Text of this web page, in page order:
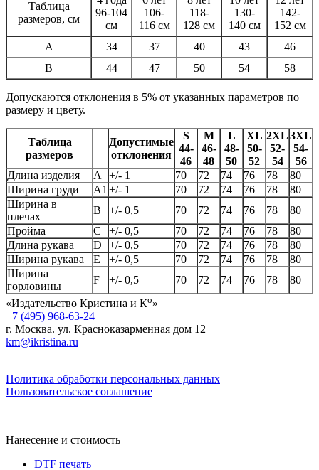
Таблица
размеров, см
96-104
см
106-
116 см
118-
128 см
130-
140 см
142-
152 см
A
34 37 40 43
46
B
44 47 50 54 58
Допускаются отклонения в 5% от указанных параметров по
размеру и цвету.
Таблица
размеров
Допустимые
отклонения
S
44-
46
M
46-
48
L
48-
50
XL
50-
52
2XL
52-
54
3XL
54-
56
Длина изделия
А +/- 1 70 72 74 76 78
80
Ширина груди
А1 +/- 1 70 72 74 76 78
80
Ширина в
плечах
B +/- 0,5 70 72 74 76 78
80
Пройма
C +/- 0,5 70 72 74 76 78
80
Длина рукава
D +/- 0,5 70 72 74 76 78
80
Ширина рукава
E +/- 0,5 70 72 74 76 78
80
Ширина
горловины
F +/- 0,5 70 72 74 76 78
80
«Издательство Кристина и Ко»
+7 (495) 968-63-24
г. Москва. ул. Красноказарменная дом 12
km@ikristina.ru
Политика обработки персональных данных
Пользовательское соглашение
Нанесение и стоимость
DTF печать